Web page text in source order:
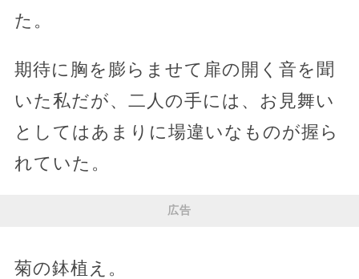
た。
期待に胸を膨らませて扉の開く音を聞
いた私だが、二人の手には、お見舞い
としてはあまりに場違いなものが握ら
れていた。
広告
菊の鉢植え。